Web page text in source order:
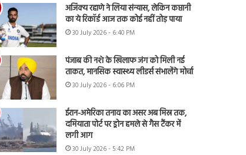
अजिंक्य रहाणे ने लिया संन्यास, लेकिन कप्तानी
का ये रिकॉर्ड आज तक कोई नहीं तोड़ पाया
30 July 2026 - 6:40 PM
पंजाब की नशे के खिलाफ जंग को मिली नई
ताकत, मानसिक स्वास्थ्य लीडर्स संभालेंगे मोर्चा
30 July 2026 - 6:06 PM
ईरान-अमेरिका तनाव का असर अब मिस्र तक,
दमियाता पोर्ट पर ड्रोन हमले से गैस टैंकर में
लगी आग
30 July 2026 - 5:42 PM